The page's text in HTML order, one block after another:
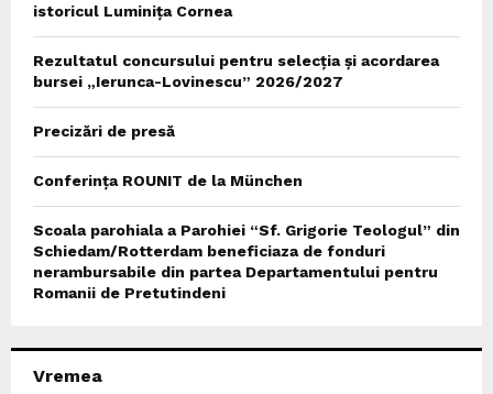
istoricul Luminița Cornea
Rezultatul concursului pentru selecția și acordarea
bursei „Ierunca-Lovinescu” 2026/2027
Precizări de presă
Conferința ROUNIT de la München
Scoala parohiala a Parohiei “Sf. Grigorie Teologul” din
Schiedam/Rotterdam beneficiaza de fonduri
nerambursabile din partea Departamentului pentru
Romanii de Pretutindeni
Vremea